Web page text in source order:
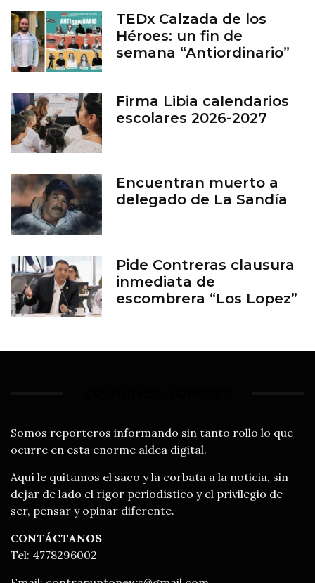
TEDx Calzada de los
Héroes: un fin de
semana “Antiordinario”
Firma Libia calendarios
escolares 2026-2027
Encuentran muerto a
delegado de La Sandía
Pide Contreras clausura
inmediata de
escombrera “Los Lopez”
Somos reporteros informando sin tanto rollo lo que
ocurre en esta enorme aldea digital.
Aquí le quitamos el saco y la corbata a la noticia, sin
dejar de lado el rigor periodístico y el privilegio de
ser, pensar y opinar diferente.
CONTÁCTANOS
Tel: 4778296002